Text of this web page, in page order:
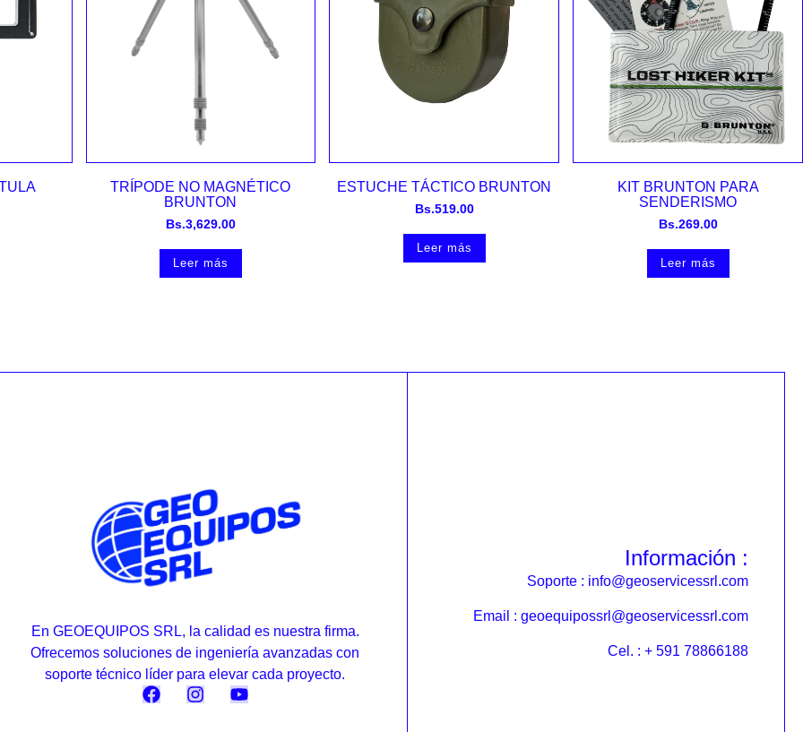
Vista rápida
TRÍPODE NO MAGNÉTICO
BRUNTON
Bs.3,629.00
Leer más
Vista rápida
ESTUCHE TÁCTICO BRUNTON
Bs.519.00
Leer más
Vista rápida
KIT BRUNTON PARA
SENDERISMO
Bs.269.00
Leer más
En GEOEQUIPOS SRL, la calidad es nuestra firma.
Ofrecemos soluciones de ingeniería avanzadas con
soporte técnico líder para elevar cada proyecto.
Información :
Soporte : info@geoservicessrl.com
Email : geoequipossrl@geoservicessrl.com
Cel. : + 591 78866188